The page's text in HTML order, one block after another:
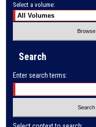
Select a volume:
Search
Enter search terms: